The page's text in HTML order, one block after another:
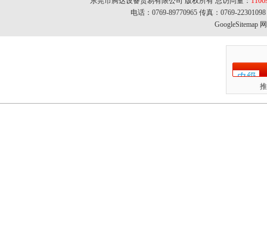
电话：0769-89770965 传真：0769-
GoogleSitemap网